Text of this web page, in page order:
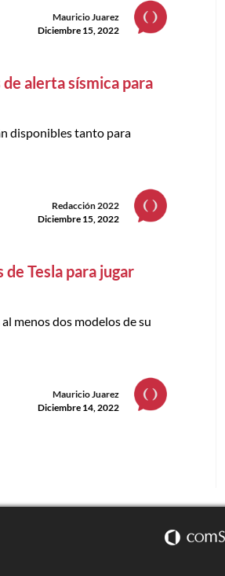
Mauricio Juarez
Diciembre 15, 2022
alerta sísmica para
disponibles tanto para
Redacción 2022
Diciembre 15, 2022
de Tesla para jugar
menos dos modelos de su
Mauricio Juarez
Diciembre 14, 2022